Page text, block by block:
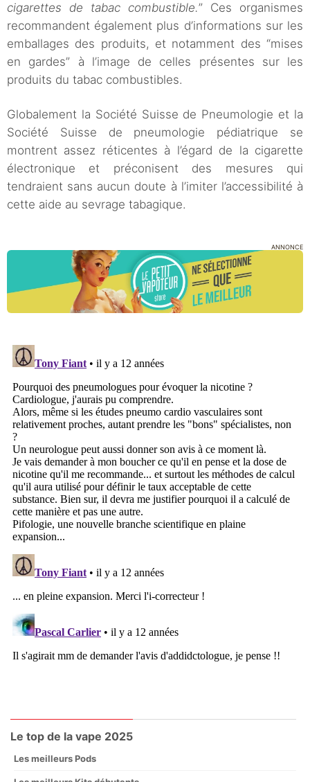
cigarettes de tabac combustible.” Ces organismes
recommandent également plus d’informations sur les
emballages des produits, et notamment des “mises
en gardes” à l’image de celles présentes sur les
produits du tabac combustibles.
Globalement la Société Suisse de Pneumologie et la
Société Suisse de pneumologie pédiatrique se
montrent assez réticentes à l’égard de la cigarette
électronique et préconisent des mesures qui
tendraient sans aucun doute à l’imiter l’accessibilité à
cette aide au sevrage tabagique.
ANNONCE
Le top de la vape 2025
Les meilleurs Pods